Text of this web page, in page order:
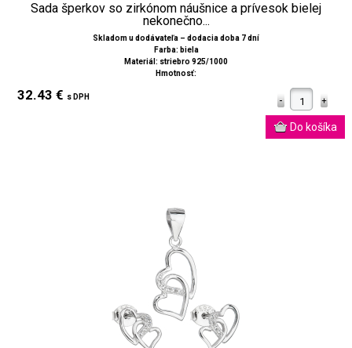
Sada šperkov so zirkónom náušnice a prívesok bielej
nekonečno...
Skladom u dodávateľa – dodacia doba 7 dní
Farba: biela
Materiál: striebro 925/1000
Hmotnosť:
32.43 € s DPH